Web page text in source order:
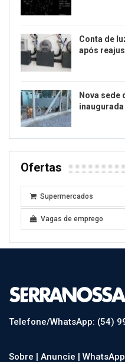
Conta de
após
Nova sede
Ofertas
Supermercados
Vagas de emprego
Telefone/WhatsApp: (54)
Sobre | Anuncie | WhatsApp